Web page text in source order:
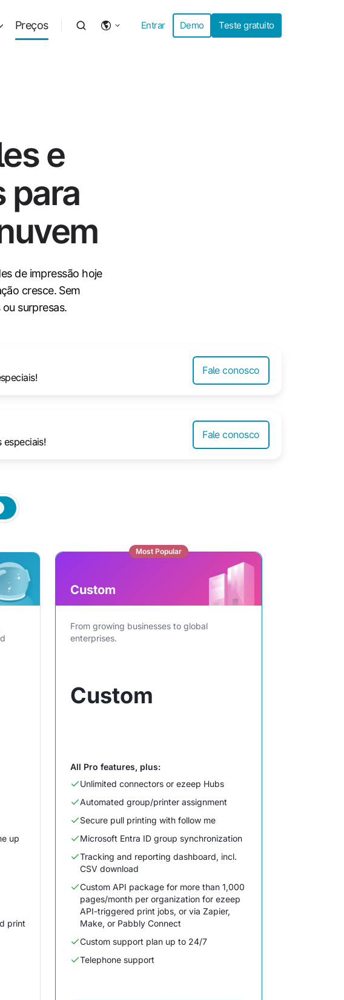
Preços Entrar Demo Teste gratuito
e
para
de impressão hoje
cresce. Sem
surpresas.
Fale conosco
Fale conosco